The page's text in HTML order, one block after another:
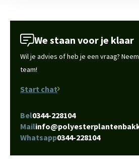
We staan voor je klaar
Wil je advies of heb je een vraag?
team!
Start chat
Bel0344-228104
Mail
Whatsapp0344-228104